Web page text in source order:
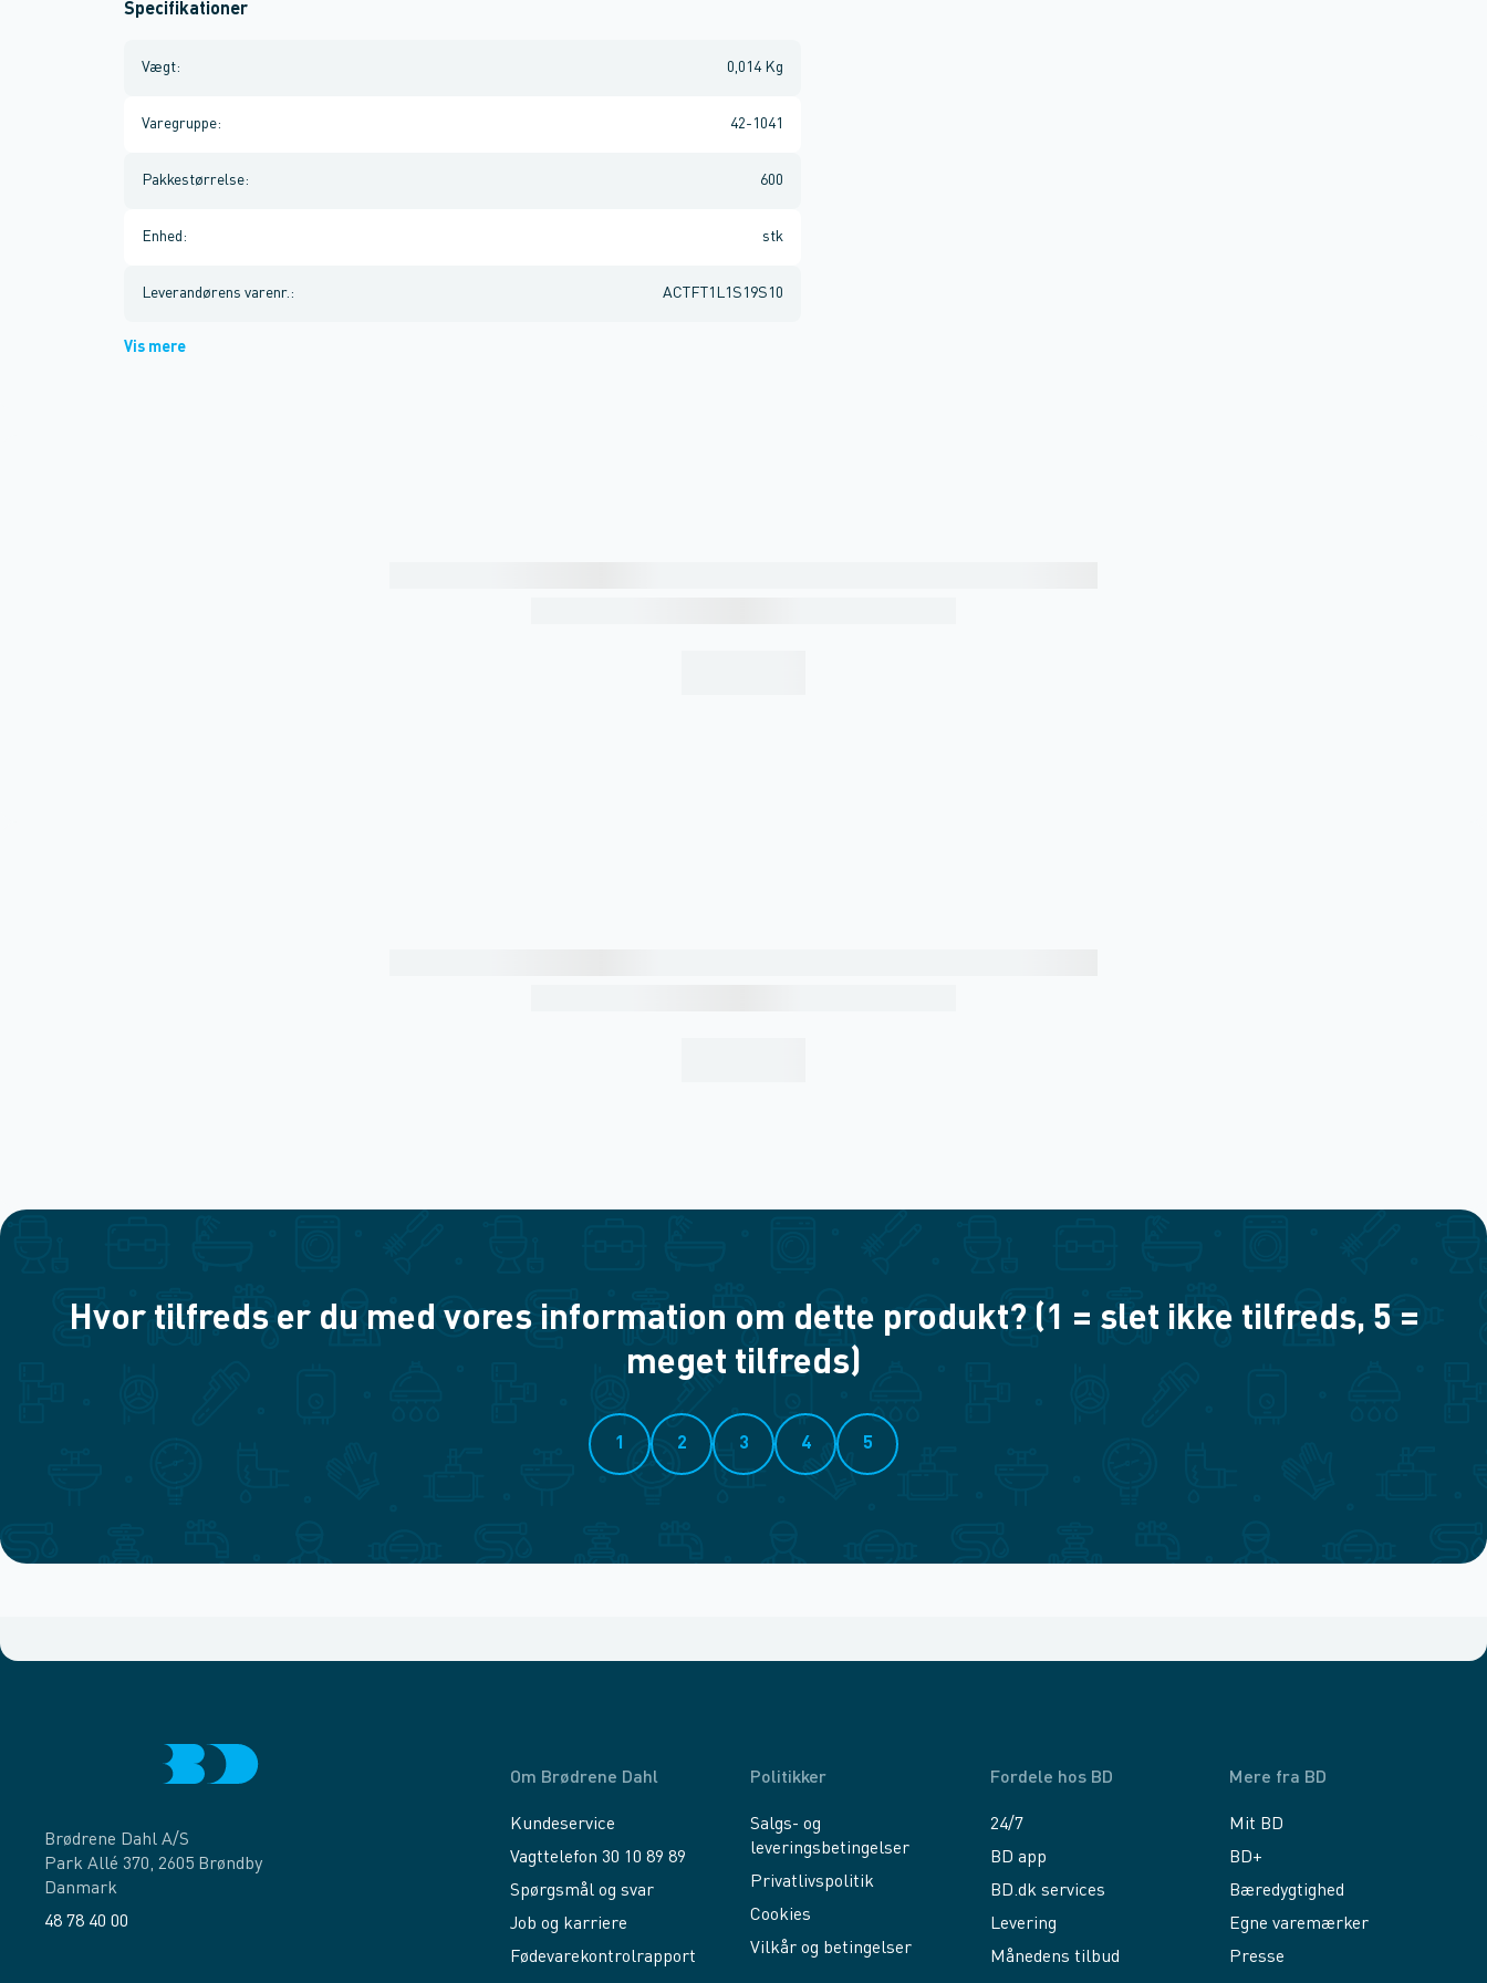
Specifikationer
Vægt: 0,014 Kg
Varegruppe: 42-1041
Pakkestørrelse: 600
Enhed : stk
Leverandørens varenr. : ACTFT1L1S19S10
Vis mere
Hvor tilfreds er du med vores information om dette produkt? (1 = slet ikke tilfreds, 5 =
meget tilfreds)
1 2 3 4 5
Brødrene Dahl A/S
Park Allé 370, 2605 Brøndby
Danmark
48 78 40 00
Om Brødrene Dahl
Kundeservice
Vagttelefon 30 10 89 89
Spørgsmål og svar
Job og karriere
Fødevarekontrolrapport
Politikker
Salgs- og
leveringsbetingelser
Privatlivspolitik
Cookies
Vilkår og betingelser
Fordele hos BD
24/7
BD app
BD.dk services
Levering
Månedens tilbud
Mere fra BD
Mit BD
BD+
Bæredygtighed
Egne varemærker
Presse